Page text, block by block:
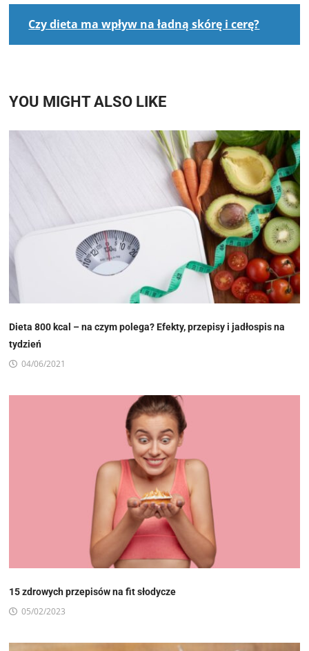
Czy dieta ma wpływ na ładną skórę i cerę?
YOU MIGHT ALSO LIKE
Dieta 800 kcal – na czym polega? Efekty, przepisy i jadłospis na
tydzień
04/06/2021
15 zdrowych przepisów na fit słodycze
05/02/2023